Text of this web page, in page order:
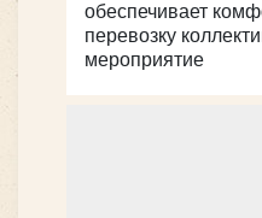
Higer
обеспечивает
перевозку
мероприятие